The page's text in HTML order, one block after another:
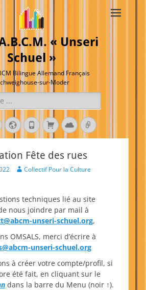
« Unseri
Schuel »
Bilingue Allemand Français
sur-Moder
E-
Site
web
Tél PanierCloudLien
Fête des rues
AuthorCollectif Pour la Culture
techniques lié au site
nous joindre par mail à
unseri-schuel.org,
OMSALS, merci d’écrire à
unseri-schuel.org
à créer votre compte/profil, si
été fait, en cliquant sur le
dans la barre du Menu (noir ↑).